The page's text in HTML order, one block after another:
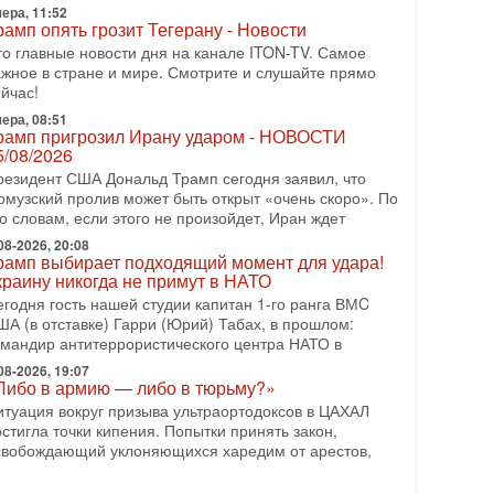
управления полиции Израиля, автор
07-2026, 09:02
за разоружение ХАМАСа - НОВОСТИ
07/2026
исторического соглашения о полном
ХАМАСа и других вооруженных
в
07-2026, 17:59
доведет Трампа до крайних мер? Разбор и
от военного обозревателя Давида Шарпа
вокруг противостояния Ирана и США
с каждым днем. Почему Трамп в самый
момент отменил решение о нанесении
ударов
07-2026, 16:54
авиакомпании «Аркия» намерен
полеты по субботам!
возможной продажи авиакомпании «Аркия»
громкий конфликт.
07-2026, 08:16
11:52
опять грозит Тегерану - Новости
главные новости дня на канале ITON-TV. Самое
в стране и мире. Смотрите и слушайте прямо
08:51
пригрозил Ирану ударом - НОВОСТИ
08/2026
США Дональд Трамп сегодня заявил, что
пролив может быть открыт «очень скоро». По
словам, если этого не произойдет, Иран ждет
2026, 20:08
выбирает подходящий момент для удара!
никогда не примут в НАТО
гость нашей студии капитан 1-го ранга ВМC
(в отставке) Гарри (Юрий) Табах, в прошлом:
антитеррористического центра НАТО в
2026, 19:07
в армию — либо в тюрьму?»
вокруг призыва ультраортодоксов в ЦАХАЛ
точки кипения. Попытки принять закон,
уклоняющихся харедим от арестов,